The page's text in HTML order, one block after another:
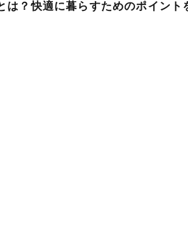
は？快適に暮らすためのポイント